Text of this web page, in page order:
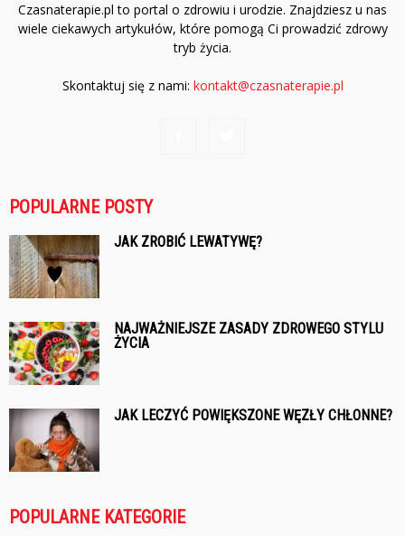
Czasnaterapie.pl to portal o zdrowiu i urodzie. Znajdziesz u nas
wiele ciekawych artykułów, które pomogą Ci prowadzić zdrowy
tryb życia.
Skontaktuj się z nami: kontakt@czasnaterapie.pl
POPULARNE POSTY
JAK ZROBIĆ LEWATYWĘ?
NAJWAŻNIEJSZE ZASADY ZDROWEGO STYLU
ŻYCIA
JAK LECZYĆ POWIĘKSZONE WĘZŁY CHŁONNE?
POPULARNE KATEGORIE